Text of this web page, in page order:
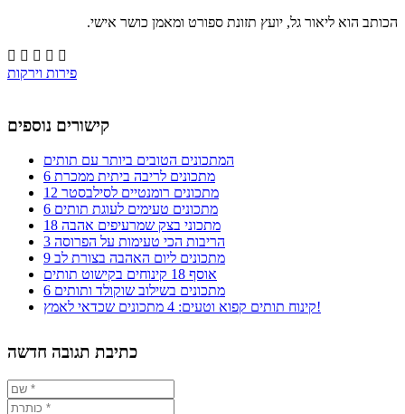
הכותב הוא ליאור גל, יועץ תזונת ספורט ומאמן כושר אישי.
    
פירות וירקות
קישורים נוספים
המתכונים הטובים ביותר עם תותים
6 מתכונים לריבה ביתית ממכרת
12 מתכונים רומנטיים לסילבסטר
6 מתכונים טעימים לעוגת תותים
18 מתכוני בצק שמרעיפים אהבה
3 הריבות הכי טעימות על הפרוסה
9 מתכונים ליום האהבה בצורת לב
אוסף 18 קינוחים בקישוט תותים
6 מתכונים בשילוב שוקולד ותותים
קינוח תותים קפוא וטעים: 4 מתכונים שכדאי לאמץ!
כתיבת תגובה חדשה